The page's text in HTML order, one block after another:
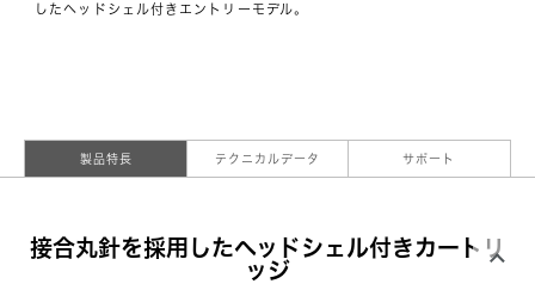
したヘッドシェル付きエントリーモデル。
製品特長 テクニカルデータ サポート
接合丸針を採用したヘッドシェル付きカートリ
ッジ